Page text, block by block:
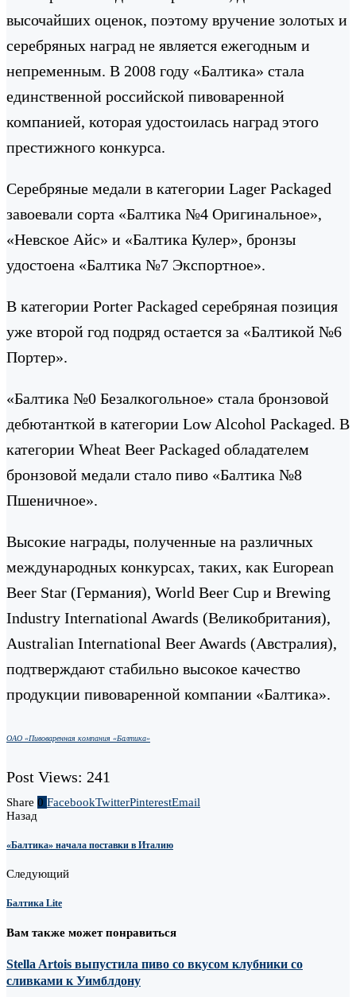
высочайших оценок, поэтому вручение золотых и
серебряных наград не является ежегодным и
непременным. В 2008 году «Балтика» стала
единственной российской пивоваренной
компанией, которая удостоилась наград этого
престижного конкурса.
Серебряные медали в категории Lager Packaged
завоевали сорта «Балтика №4 Оригинальное»,
«Невское Айс» и «Балтика Кулер», бронзы
удостоена «Балтика №7 Экспортное».
В категории Porter Packaged серебряная позиция
уже второй год подряд остается за «Балтикой №6
Портер».
«Балтика №0 Безалкогольное» стала бронзовой
дебютанткой в категории Low Alcohol Packaged. В
категории Wheat Beer Packaged обладателем
бронзовой медали стало пиво «Балтика №8
Пшеничное».
Высокие награды, полученные на различных
международных конкурсах, таких, как European
Beer Star (Германия), World Beer Cup и Brewing
Industry International Awards (Великобритания),
Australian International Beer Awards (Австралия),
подтверждают стабильно высокое качество
продукции пивоваренной компании «Балтика».
ОАО «Пивоваренная компания «Балтика»
Post Views: 241
Share 0 FacebookTwitterPinterestEmail
Назад
«Балтика» начала поставки в Италию
Следующий
Балтика Lite
Вам также может понравиться
Stella Artois выпустила пиво со вкусом клубники со
сливками к Уимблдону